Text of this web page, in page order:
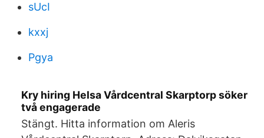
sUcI
kxxj
Pgya
Kry hiring Helsa Vårdcentral Skarptorp söker
två engagerade
Stängt. Hitta information om Aleris